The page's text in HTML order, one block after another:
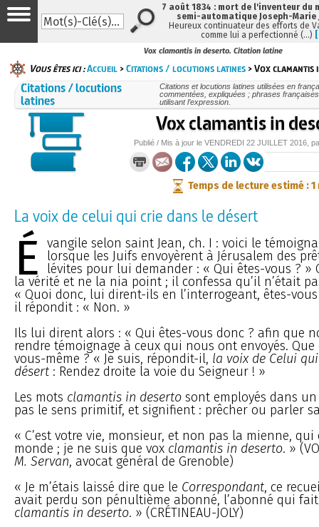
Vox clamantis in deserto. Citation latine
Vous êtes ici :Accueil >Citations / locutions latines > Vox clamantis
Citations / locutions
latines
Citations et locutions latines utilisées en
commentées, expliquées ; phrases
utilisant l’expression.
Vox clamantis in
Publié / Mis à jour le VENDREDI 22 JUILLET 2016 ,
Temps de lecture estimé : 1
La voix de celui qui crie dans le désert
É vangile selon saint Jean, ch. I : voici le
lorsque les Juifs envoyèrent à Jérusalem des
lévites pour lui demander : « Qui êtes-vous ? »
la vérité et ne la nia point ; il confessa qu’il n’était
« Quoi donc, lui dirent-ils en l’interrogeant, êtes-
il répondit : « Non. »
Ils lui dirent alors : « Qui êtes-vous donc ? afin que
rendre témoignage à ceux qui nous ont envoyés.
vous-même ? « Je suis, répondit-il, la voix de Celui
désert : Rendez droite la voie du Seigneur ! »
Les mots clamantis in deserto sont employés dans un
pas le sens primitif, et signifient : prêcher ou parler
« C’est votre vie, monsieur, et non pas la mienne,
monde ; je ne suis que vox clamantis in deserto. »
M. Servan, avocat général de Grenoble)
« Je m’étais laissé dire que le Correspondant, ce
avait perdu son pénultième abonné, l’abonné qui
clamantis in deserto. » (CRÉTINEAU-JOLY)
7 août 1834 : mort de l'inventeur du
semi-automatique Joseph-Marie
Heureux continuateur des efforts de
comme lui a perfectionné (…)